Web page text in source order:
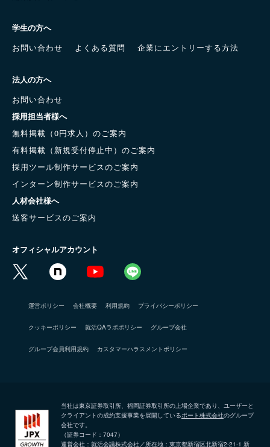
学生の方へ
お問い合わせ
よくある質問 企業にエントリーする方法
法人の方へ
お問い合わせ
採用担当者様へ
無料掲載（0円求人）のご案内
有料掲載（新規受付停止中）のご案内
採用ツール制作サービスのご案内
インターン制作サービスのご案内
人材会社様へ
送客サービスのご案内
オフィシャルアカウント
運営ポリシー 会社概要 利用規約 プライバシーポリシー
クッキーポリシー 就活QAラボポリシー グループ会社
グループ会員利用規約 カスタマーハラスメントポリシー
当社は東京証券取引所、福岡証券取引所の上場企業であり、ユーザーと
クライアントの成約支援事業を展開しているポート株式会社のグループ
会社です。
（証券コード：7047）
運営会社：就活会議株式会社／所在地：東京都新宿区北新宿2-21-1 新